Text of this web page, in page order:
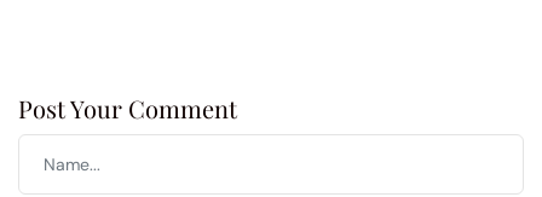
Post Your Comment